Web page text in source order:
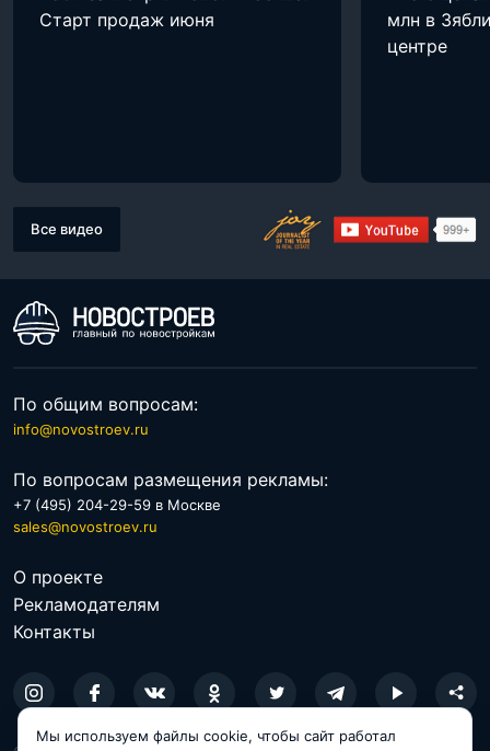
Старт продаж июня
млн в
центре
Все видео
По общим вопросам:
info@novostroev.ru
По вопросам размещения рекламы:
+7 (495) 204-29-59 в Москве
sales@novostroev.ru
О проекте
Рекламодателям
Контакты
Мы используем файлы cookie, чтобы сайт работал